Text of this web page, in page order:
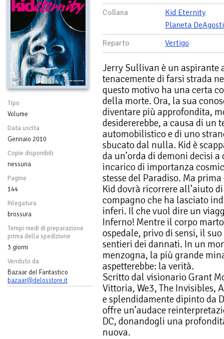
Tipo
Volume
Data uscita
Gennaio 2010
Copie disponibili
nessuna
Pagine
144
Rilegatura
brossura
Tempi medi di preparazione
prima della spedizione
3 giorni
Venduto da
Bazaar del Fantastico
bazaar@delosstore.it
Collana
Kid Eternity
Planeta
Reparto
Vertigo
Jerry Sullivan è un aspirante
tenacemente di farsi strada
questo motivo ha una certa
della morte. Ora, la sua
diventare più approfondita,
desidererebbe, a causa di un
automobilistico e di uno
sbucato dal nulla. Kid è
da un’orda di demoni decisi
incarico di importanza
stesse del Paradiso. Ma
Kid dovrà ricorrere all’aiuto
compagno che ha lasciato
inferi. Il che vuol dire un
Inferno! Mentre il corpo
ospedale, privo di sensi, il
sentieri dei dannati. In un
menzogna, la più grande
aspetterebbe: la verità.
Scritto dal visionario Grant
Vittoria, We3, The Invisibles,
e splendidamente dipinto da
offre un’audace
DC, donandogli una
nuova.